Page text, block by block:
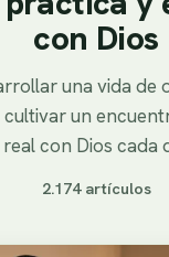
con Dios
una vida de
un
real con Dios cada
2.174 artículos